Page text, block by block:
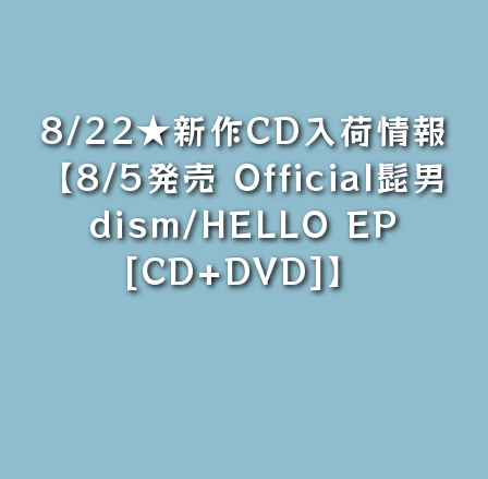
8/22★新作CD入荷情報
【8/5発売 Official髭男
dism/HELLO EP
[CD+DVD]】